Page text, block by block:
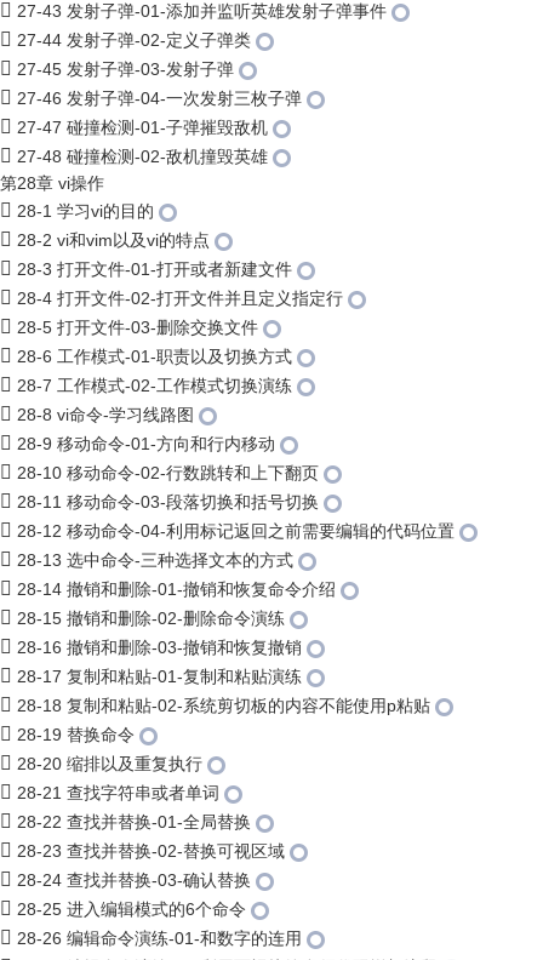
27-43 发射子弹-01-添加并监听英雄发射子弹事件
27-44 发射子弹-02-定义子弹类
27-45 发射子弹-03-发射子弹
27-46 发射子弹-04-一次发射三枚子弹
27-47 碰撞检测-01-子弹摧毁敌机
27-48 碰撞检测-02-敌机撞毁英雄
第28章 vi操作
28-1 学习vi的目的
28-2 vi和vim以及vi的特点
28-3 打开文件-01-打开或者新建文件
28-4 打开文件-02-打开文件并且定义指定行
28-5 打开文件-03-删除交换文件
28-6 工作模式-01-职责以及切换方式
28-7 工作模式-02-工作模式切换演练
28-8 vi命令-学习线路图
28-9 移动命令-01-方向和行内移动
28-10 移动命令-02-行数跳转和上下翻页
28-11 移动命令-03-段落切换和括号切换
28-12 移动命令-04-利用标记返回之前需要编辑的代码位置
28-13 选中命令-三种选择文本的方式
28-14 撤销和删除-01-撤销和恢复命令介绍
28-15 撤销和删除-02-删除命令演练
28-16 撤销和删除-03-撤销和恢复撤销
28-17 复制和粘贴-01-复制和粘贴演练
28-18 复制和粘贴-02-系统剪切板的内容不能使用p粘贴
28-19 替换命令
28-20 缩排以及重复执行
28-21 查找字符串或者单词
28-22 查找并替换-01-全局替换
28-23 查找并替换-02-替换可视区域
28-24 查找并替换-03-确认替换
28-25 进入编辑模式的6个命令
28-26 编辑命令演练-01-和数字的连用